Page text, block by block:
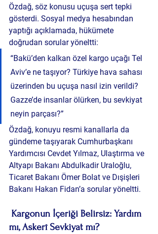
Özdağ, söz konusu uçuşa sert tepki
gösterdi. Sosyal medya hesabından
yaptığı açıklamada, hükümete
doğrudan sorular yöneltti:
“Bakü’den kalkan özel kargo uçağı Tel
Aviv’e ne taşıyor? Türkiye hava sahası
üzerinden bu uçuşa nasıl izin verildi?
Gazze’de insanlar ölürken, bu sevkiyat
neyin parçası?”
Özdağ, konuyu resmi kanallarla da
gündeme taşıyarak Cumhurbaşkanı
Yardımcısı Cevdet Yılmaz, Ulaştırma ve
Altyapı Bakanı Abdulkadir Uraloğlu,
Ticaret Bakanı Ömer Bolat ve Dışişleri
Bakanı Hakan Fidan’a sorular yöneltti.
Kargonun İçeriği Belirsiz: Yardım
mı, Askerî Sevkiyat mı?